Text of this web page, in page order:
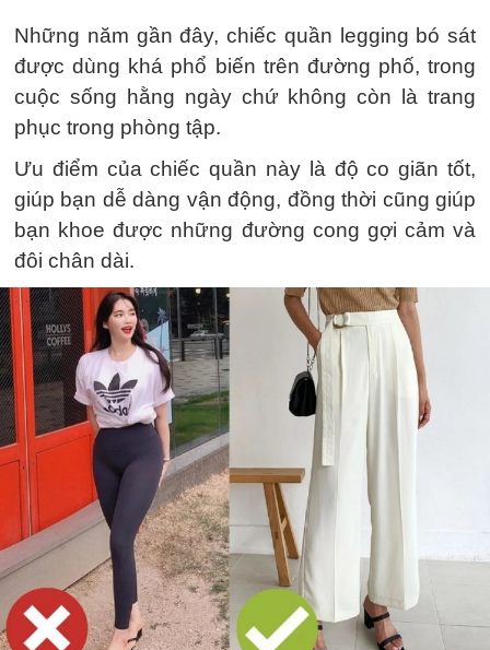
Những năm gần đây, chiếc quần legging bó sát
được dùng khá phổ biến trên đường phố, trong
cuộc sống hằng ngày chứ không còn là trang
phục trong phòng tập.
Ưu điểm của chiếc quần này là độ co giãn tốt,
giúp bạn dễ dàng vận động, đồng thời cũng giúp
bạn khoe được những đường cong gợi cảm và
đôi chân dài.